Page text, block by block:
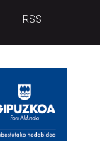
RSS